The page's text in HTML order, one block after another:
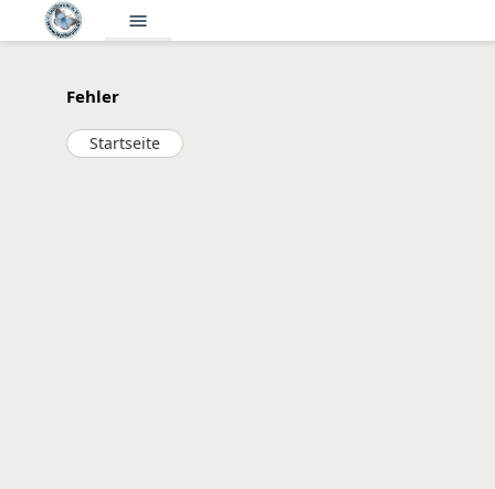
menu
Fehler
Startseite